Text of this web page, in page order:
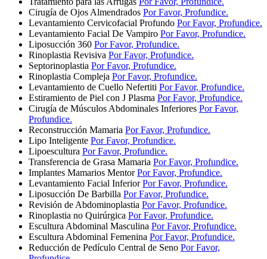
Cirugía de Ojos Almendrados Por Favor, Profundice.
Levantamiento Cervicofacial Profundo Por Favor, Profundice.
Levantamiento Facial De Vampiro Por Favor, Profundice.
Liposucción 360 Por Favor, Profundice.
Rinoplastia Revisiva Por Favor, Profundice.
Septorinoplastia Por Favor, Profundice.
Rinoplastia Compleja Por Favor, Profundice.
Levantamiento de Cuello Nefertiti Por Favor, Profundice.
Estiramiento de Piel con J Plasma Por Favor, Profundice.
Cirugía de Músculos Abdominales Inferiores Por Favor,
Profundice.
Reconstrucción Mamaria Por Favor, Profundice.
Lipo Inteligente Por Favor, Profundice.
Lipoescultura Por Favor, Profundice.
Transferencia de Grasa Mamaria Por Favor, Profundice.
Implantes Mamarios Mentor Por Favor, Profundice.
Levantamiento Facial Inferior Por Favor, Profundice.
Liposucción De Barbilla Por Favor, Profundice.
Revisión de Abdominoplastia Por Favor, Profundice.
Rinoplastia no Quirúrgica Por Favor, Profundice.
Escultura Abdominal Masculina Por Favor, Profundice.
Escultura Abdominal Femenina Por Favor, Profundice.
Reducción de Pedículo Central de Seno Por Favor,